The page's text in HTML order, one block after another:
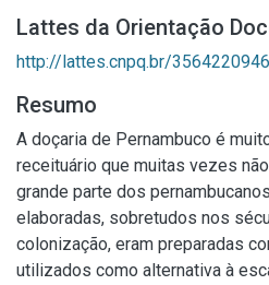
Lattes da Orientação
http://lattes.cnpq.br/
Resumo
A doçaria de Pernambuco é
receituário que muitas vezes
grande parte dos
elaboradas, sobretudos nos
colonização, eram preparadas
utilizados como alternativa à